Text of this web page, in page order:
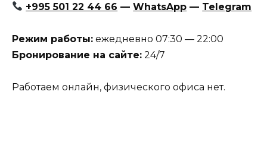
+995 501 22 44 66 —WhatsApp — Telegram
Режим работы: ежедневно 07:30 — 22:00
Бронирование на сайте: 24/7
Работаем онлайн, физического офиса нет.